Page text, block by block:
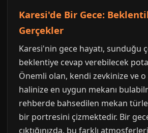
Karesi'de Bir Gece:
Gerçekler
Karesi'nin gece hayatı, sunduğu
beklentiye cevap verebilecek
Önemli olan, kendi zevkinize ve
halinize en uygun mekanı
rehberde bahsedilen mekan
bir portresini çizmektedir. Bir gece
çıktığınızda, bu farklı atmosferleri